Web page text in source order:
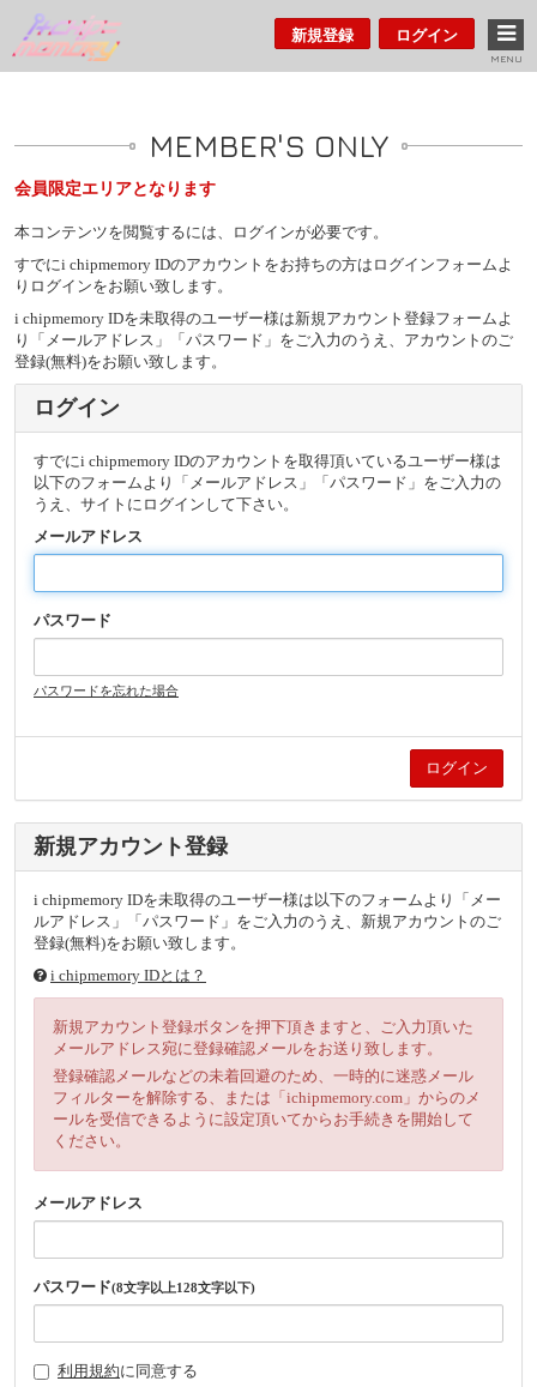
新規登録 ログイン
MENU
MEMBER'S ONLY
会員限定エリアとなります
本コンテンツを閲覧するには、ログインが必要です。
すでにi chipmemory IDのアカウントをお持ちの方はログインフォームよ
りログインをお願い致します。
i chipmemory IDを未取得のユーザー様は新規アカウント登録フォームよ
り「メールアドレス」「パスワード」をご入力のうえ、アカウントのご
登録(無料)をお願い致します。
ログイン
すでにi chipmemory IDのアカウントを取得頂いているユーザー様は
以下のフォームより「メールアドレス」「パスワード」をご入力の
うえ、サイトにログインして下さい。
メールアドレス
パスワード
パスワードを忘れた場合
新規アカウント登録
i chipmemory IDを未取得のユーザー様は以下のフォームより「メー
ルアドレス」「パスワード」をご入力のうえ、新規アカウントのご
登録(無料)をお願い致します。
i chipmemory IDとは？
新規アカウント登録ボタンを押下頂きますと、ご入力頂いた
メールアドレス宛に登録確認メールをお送り致します。
登録確認メールなどの未着回避のため、一時的に迷惑メール
フィルターを解除する、または「ichipmemory.com」からのメ
ールを受信できるように設定頂いてからお手続きを開始して
ください。
メールアドレス
パスワード(8文字以上128文字以下)
利用規約に同意する